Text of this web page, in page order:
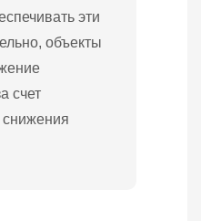
эти
объекты
счет